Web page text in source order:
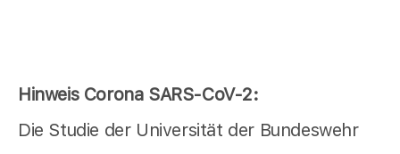
Hinweis Corona SARS-CoV-2:
Die Studie der Universität der Bundeswehr